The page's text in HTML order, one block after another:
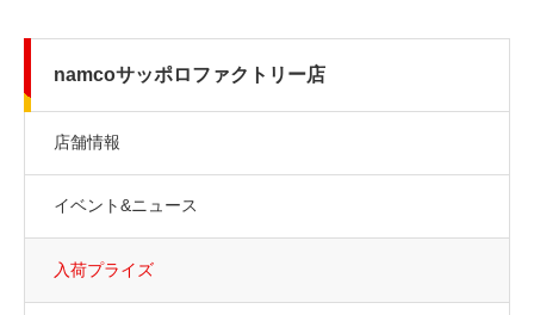
namcoサッポロファクトリー店
店舗情報
イベント&ニュース
入荷プライズ